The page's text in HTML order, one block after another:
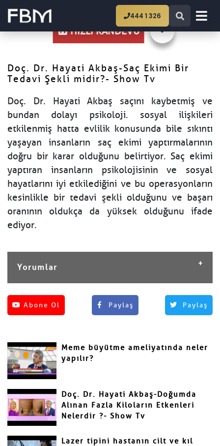
444 1 326
Doç. Dr. Hayati Akbaş-Saç Ekimi Bir
Tedavi Şekli midir?- Show Tv
HIZLI RANDEVU
Doç. Dr. Hayati Akbaş-Saç Ekimi Bir
Tedavi Şekli midir?- Show Tv
Doç. Dr. Hayati Akbaş saçını kaybetmiş ve
bundan dolayı psikoloji. sosyal ilişkileri
etkilenmiş hatta evlilik konusunda bile sıkıntı
yaşayan insanların saç ekimi yaptırmalarının
doğru bir karar olduğunu belirtiyor. Saç ekimi
yaptıran insanların psikolojisinin ve sosyal
hayatlarını iyi etkilediğini ve bu operasyonların
kesinlikle bir tedavi şekli olduğunu ve başarı
oranının oldukça da yüksek olduğunu ifade
ediyor.
Abone Ol Paylaş Paylaş
Yorumlar
Henüz yorum yapılmamış.
Adınız ve Soyadınız
Mail
Yorumunuz
Meme büyütme ameliyatında neler
yapılır?
Doç. Dr. Hayati Akbaş-Doğumda
Alınan Fazla Kiloların Etkenleri
Nelerdir ?- Show Tv
Lazer tipini hastanın cilt ve kıl